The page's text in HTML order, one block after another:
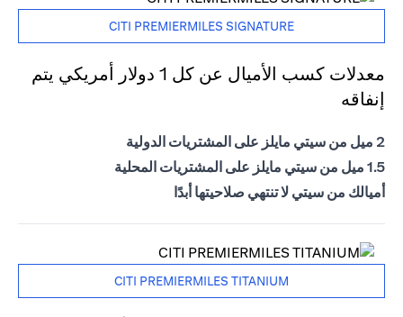
CITI PREMIERMILES SIGNATURE
معدلات كسب الأميال عن كل 1 دولار أمريكي يتم
إنفاقه
2 ميل من سيتي مايلز على المشتريات الدولية
1.5 ميل من سيتي مايلز على المشتريات المحلية
أميالك من سيتي لا تنتهي صلاحيتها أبدًا
CITI PREMIERMILES TITANIUM